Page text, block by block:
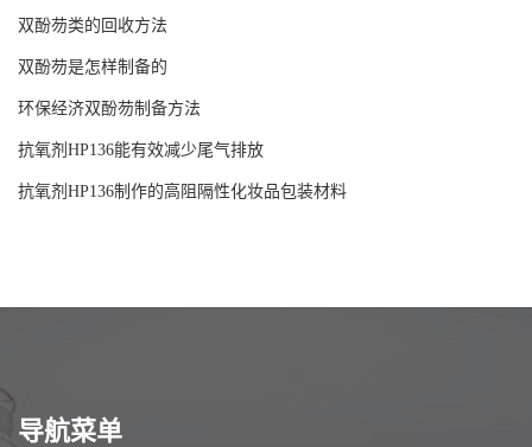
双酚芴类的回收方法
双酚芴是怎样制备的
环保经济双酚芴制备方法
抗氧剂HP136能有效减少尾气排放
抗氧剂HP136制作的高阻隔性化妆品包装材料
导航菜单